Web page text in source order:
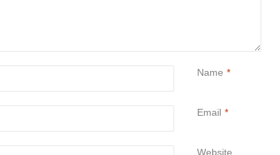
Name *
Email *
Website